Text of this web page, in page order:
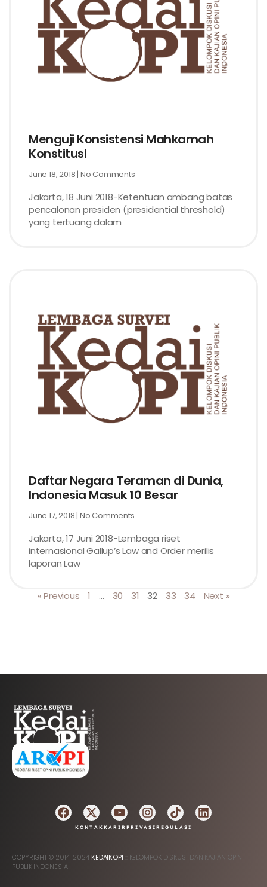
Menguji Konsistensi Mahkamah
Konstitusi
June 18, 2018 No Comments
Jakarta, 18 Juni 2018-Ketentuan ambang batas
pencalonan presiden (presidential threshold)
yang tertuang dalam
Daftar Negara Teraman di Dunia,
Indonesia Masuk 10 Besar
June 17, 2018 No Comments
Jakarta, 17 Juni 2018-Lembaga riset
internasional Gallup’s Law and Order merilis
laporan Law
« Previous 1 … 30 31 32 33 34 Next »
AFILIASI
KONTAK KARIRPRIVASI REGULASI
COPYRIGHT © 2014-2024 KEDAIKOPI :: KELOMPOK DISKUSI DAN KAJIAN OPINI
PUBLIK INDONESIA